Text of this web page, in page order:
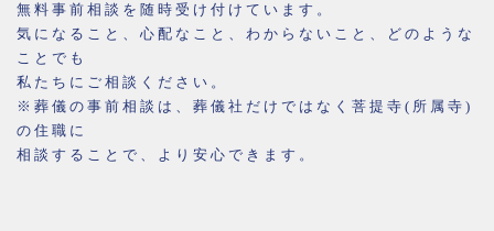
無料事前相談を随時受け付けています。
気になること、心配なこと、わからないこと、どのような
ことでも
私たちにご相談ください。
※葬儀の事前相談は、葬儀社だけではなく菩提寺(所属寺)
の住職に
相談することで、より安心できます。